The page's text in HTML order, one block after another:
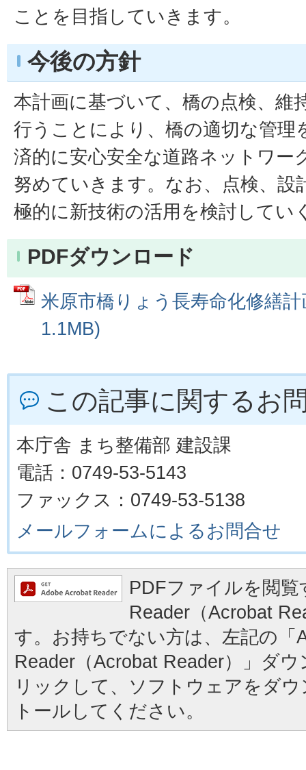
ことを目指していきます。
今後の方針
本計画に基づいて、橋の点検、維
行うことにより、橋の適切な管理
済的に安心安全な道路ネットワー
努めていきます。なお、点検、設
極的に新技術の活用を検討してい
PDFダウンロード
米原市橋りょう長寿命化修繕
1.1MB)
この記事に関するお
本庁舎 まち整備部 建設課
電話：0749-53-5143
ファックス：0749-53-5138
メールフォームによるお問合せ
PDFファイルを閲
Reader（Acrobat
す。お持ちでない方は、左記の「
Reader（Acrobat Reader）」ダ
リックして、ソフトウェアをダ
トールしてください。